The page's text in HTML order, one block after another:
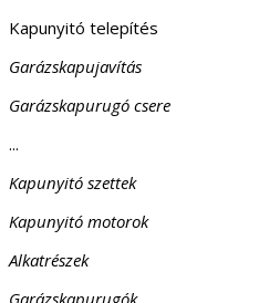
Kapunyitó telepítés
Garázskapujavítás
Garázskapurugó csere
...
Kapunyitó szettek
Kapunyitó motorok
Alkatrészek
Garázskapurugók